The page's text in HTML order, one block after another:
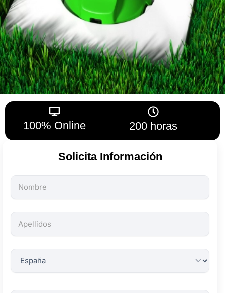
100% Online 200 horas
Solicita Información
Todos
los
son
obligatorios.